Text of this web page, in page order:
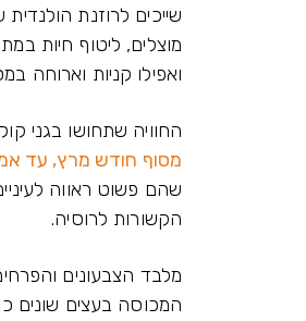
מוצלים, ליטוף חיות
ואפילו קניות וארוחה
החוויה שתחושו בגני
מסוף חודש מרץ, עד
שהם פשוט ראווה
הקשורות לרוסיה.
מלבד הצבעונים
המכוסה בעצים שונים